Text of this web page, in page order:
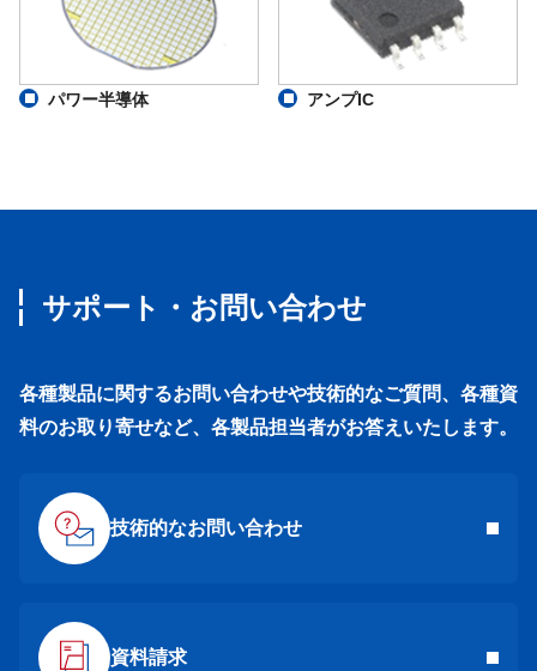
パワー半導体 アンプIC
サポート・お問い合わせ
各種製品に関するお問い合わせや技術的なご質問、各種資
料のお取り寄せなど、各製品担当者がお答えいたします。
技術的なお問い合わせ
資料請求